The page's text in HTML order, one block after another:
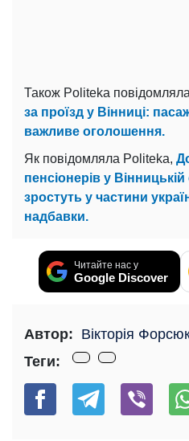
Також Politeka
за проїзд у Вінниці:
важливе оголошення.
Як повідомляла Politeka,
пенсіонерів у
зростуть у частини
надбавки.
Читайте нас у
Google Discover
Автор: Вікторія
Теги: